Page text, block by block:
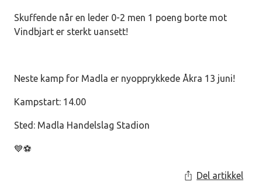
Skuffende når en leder 0-2 men 1 poeng borte mot
Vindbjart er sterkt uansett!
Neste kamp for Madla er nyopprykkede Åkra 13 juni!
Kampstart: 14.00
Sted: Madla Handelslag Stadion
💙⚽
Del artikkel